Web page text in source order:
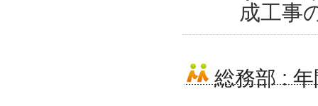
成工事
総務部 :